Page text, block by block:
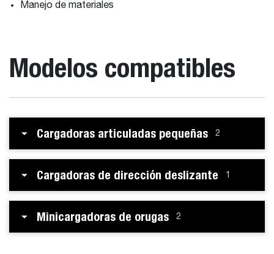
Manejo de materiales
Modelos compatibles
Cargadoras articuladas pequeñas 2
Cargadoras de dirección deslizante 1
Minicargadoras de orugas 2